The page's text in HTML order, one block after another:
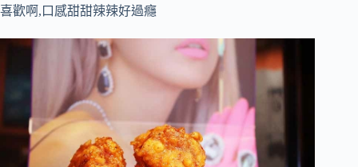
喜歡啊,口感甜甜辣辣好過癮